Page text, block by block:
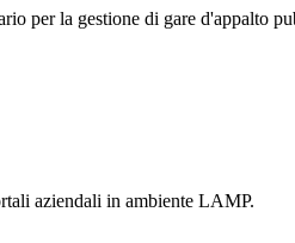
per la gestione di gare d'appalto
aziendali in ambiente LAMP.